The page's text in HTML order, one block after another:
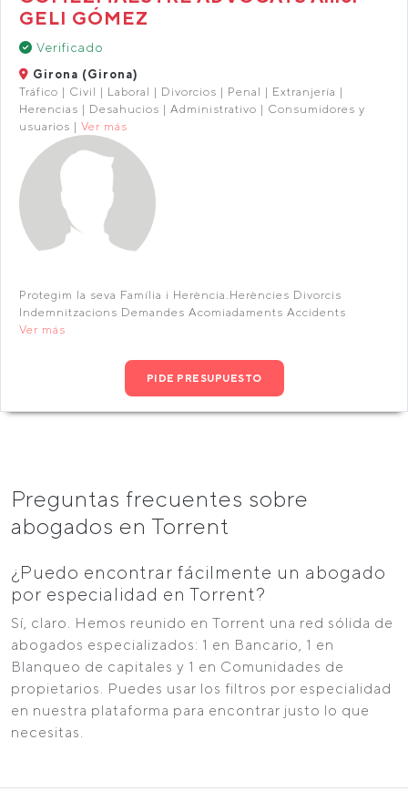
GELI GÓMEZ
Verificado
Girona (Girona)
Tráfico | Civil | Laboral | Divorcios | Penal | Extranjería |
Herencias | Desahucios | Administrativo | Consumidores y
usuarios | Ver más
Protegim la seva Família i Herència.Herències Divorcis
Indemnitzacions Demandes Acomiadaments Accidents
Ver más
PIDE PRESUPUESTO
Preguntas frecuentes sobre
abogados en Torrent
¿Puedo encontrar fácilmente un abogado
por especialidad en Torrent?
Sí, claro. Hemos reunido en Torrent una red sólida de
abogados especializados: 1 en Bancario, 1 en
Blanqueo de capitales y 1 en Comunidades de
propietarios. Puedes usar los filtros por especialidad
en nuestra plataforma para encontrar justo lo que
necesitas.